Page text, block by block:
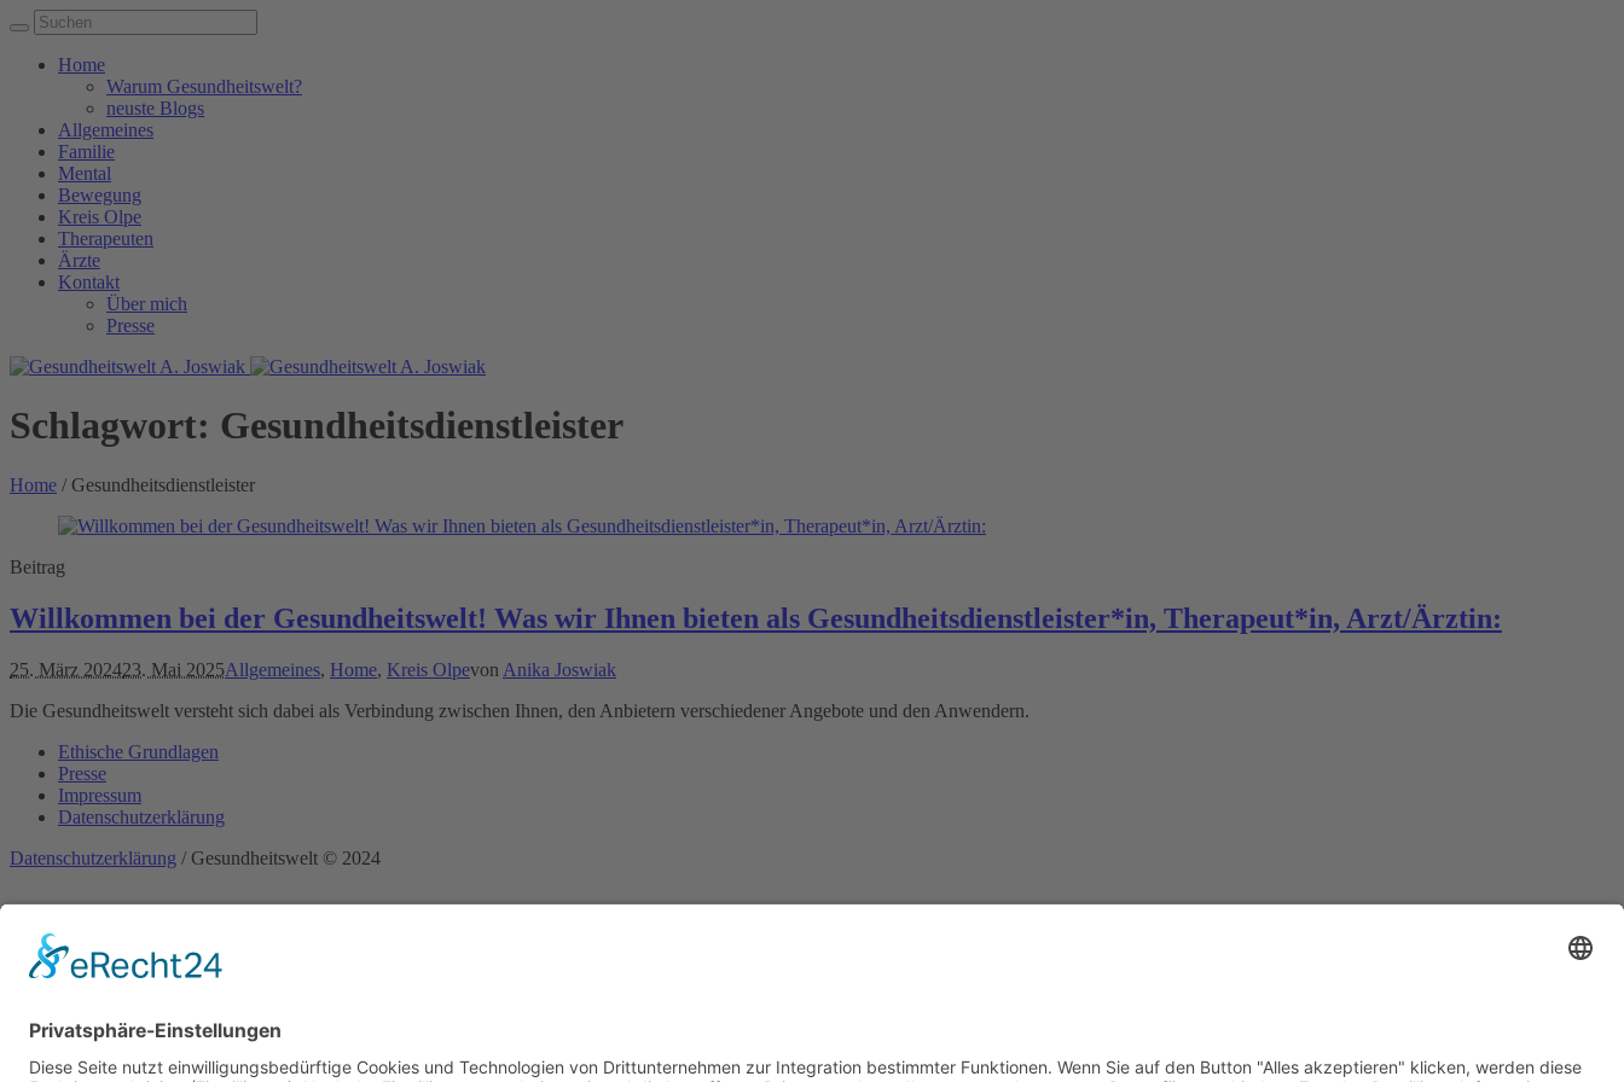
Home
Warum Gesundheitswelt?
neuste Blogs
Allgemeines
Familie
Mental
Bewegung
Kreis Olpe
Therapeuten
Ärzte
Kontakt
Über mich
Presse
Schlagwort: Gesundheitsdienstleister
Home / Gesundheitsdienstleister
Beitrag
Willkommen bei der Gesundheitswelt! Was wir Ihnen bieten als Gesundheitsdienstleister*in, Therapeut*in, Arzt/Ärztin:
25. März 202423. Mai 2025Allgemeines, Home, Kreis Olpevon Anika Joswiak
Die Gesundheitswelt versteht sich dabei als Verbindung zwischen Ihnen, den Anbietern verschiedener Angebote und den Anwendern.
Ethische Grundlagen
Presse
Impressum
Datenschutzerklärung
Datenschutzerklärung / Gesundheitswelt © 2024